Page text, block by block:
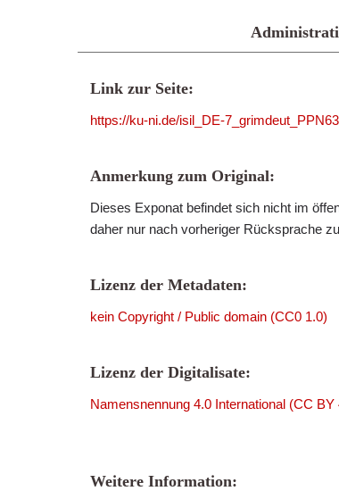
Link zur Seite:
https://ku-ni.de/isil_DE-
Anmerkung zum Original:
Dieses Exponat befindet sich nicht im
daher nur nach vorheriger Rücksprache
Lizenz der Metadaten:
kein Copyright / Public domain (CC0 1.0)
Lizenz der Digitalisate:
Namensnennung 4.0 International (CC BY
Weitere Information: